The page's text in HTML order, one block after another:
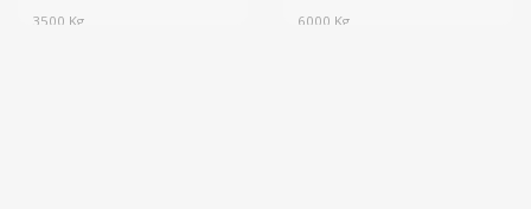
3500 Kg 6000 Kg